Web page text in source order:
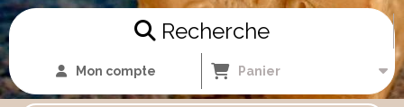
Recherche
Mon compte Panier